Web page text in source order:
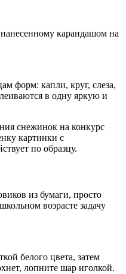
карандашом на
форм: капли, круг, слеза,
в одну яркую и
снежинок на конкурс
картинки с
по образцу.
из бумаги, просто
возрасте задачу
белого цвета, затем
лопните шар иголкой.